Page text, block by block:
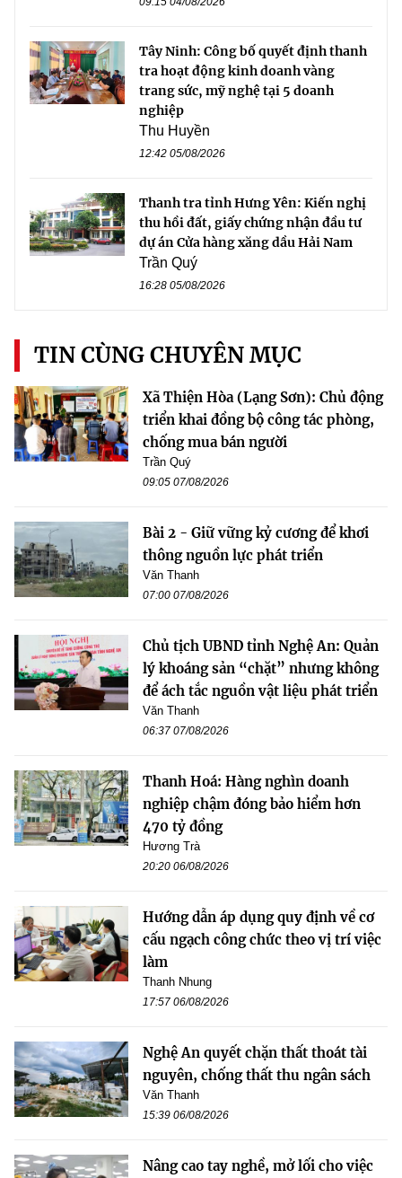
Tây Ninh: Công bố quyết định thanh
tra hoạt động kinh doanh vàng
trang sức, mỹ nghệ tại 5 doanh
nghiệp
Thu Huyền
12:42 05/08/2026
Thanh tra tỉnh Hưng Yên: Kiến nghị
thu hồi đất, giấy chứng nhận đầu tư
dự án Cửa hàng xăng dầu Hải Nam
Trần Quý
16:28 05/08/2026
TIN CÙNG CHUYÊN MỤC
Xã Thiện Hòa (Lạng Sơn): Chủ động
triển khai đồng bộ công tác phòng,
chống mua bán người
Trần Quý
09:05 07/08/2026
Bài 2 - Giữ vững kỷ cương để khơi
thông nguồn lực phát triển
Văn Thanh
07:00 07/08/2026
Chủ tịch UBND tỉnh Nghệ An: Quản
lý khoáng sản “chặt” nhưng không
để ách tắc nguồn vật liệu phát triển
Văn Thanh
06:37 07/08/2026
Thanh Hoá: Hàng nghìn doanh
nghiệp chậm đóng bảo hiểm hơn
470 tỷ đồng
Hương Trà
20:20 06/08/2026
Hướng dẫn áp dụng quy định về cơ
cấu ngạch công chức theo vị trí việc
làm
Thanh Nhung
17:57 06/08/2026
Nghệ An quyết chặn thất thoát tài
nguyên, chống thất thu ngân sách
Văn Thanh
15:39 06/08/2026
Nâng cao tay nghề, mở lối cho việc